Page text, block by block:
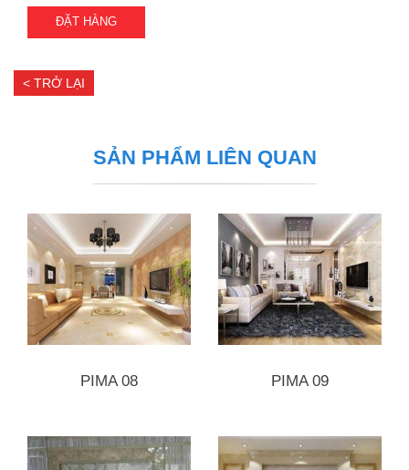
ĐẶT HÀNG
< TRỞ LẠI
SẢN PHẨM LIÊN QUAN
PIMA 08 PIMA 09